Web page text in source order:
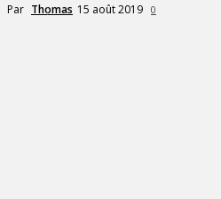
Par Thomas 15 août 2019 0